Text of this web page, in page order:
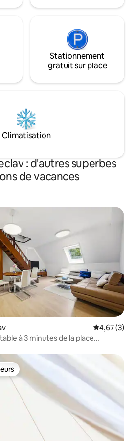
Stationnement
gratuit sur place
Climatisation
: d'autres superbes
de vacances
Évaluation
4,67 (3)
à 3 minutes de la place